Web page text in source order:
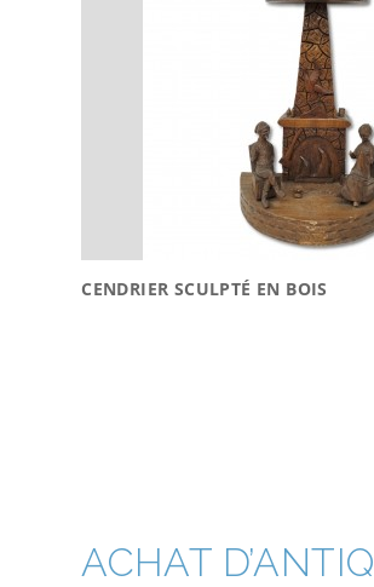
CENDRIER SCULPTÉ EN BOIS
ACHAT